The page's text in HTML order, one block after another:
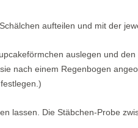
aufteilen und mit der
auslegen und
nach einem Regenbogen
lassen. Die Stäbchen-Probe